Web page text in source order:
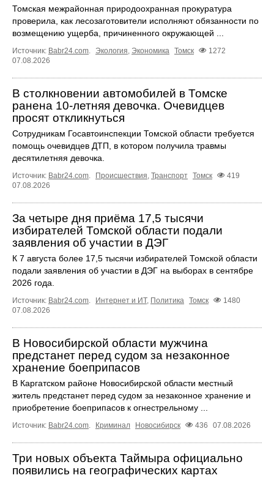
Томская межрайонная природоохранная прокуратура
проверила, как лесозаготовители исполняют обязанности по
возмещению ущерба, причиненного окружающей ...
Источник: Babr24.com Экология Экономика Томск
1272
07.08.2026
В столкновении автомобилей в Томске
ранена 10-летняя девочка. Очевидцев
просят откликнуться
Сотрудникам Госавтоинспекции Томской области требуется
помощь очевидцев ДТП, в котором получила травмы
десятилетняя девочка.
Источник: Babr24.com. Происшествия, Транспорт Томск
419
07.08.2026
За четыре дня приёма 17,5 тысячи
избирателей Томской области подали
заявления об участии в ДЭГ
К 7 августа более 17,5 тысячи избирателей Томской области
подали заявления об участии в ДЭГ на выборах в сентябре
2026 года.
Источник: Babr24.com. Интернет и ИТ, Политика Томск
1480
07.08.2026
В Новосибирской области мужчина
предстанет перед судом за незаконное
хранение боеприпасов
В Каргатском районе Новосибирской области местный
житель предстанет перед судом за незаконное хранение и
приобретение боеприпасов к огнестрельному ...
Источник: Babr24.com. Криминал Новосибирск 436 07.08.2026
Три новых объекта Таймыра официально
появились на географических картах